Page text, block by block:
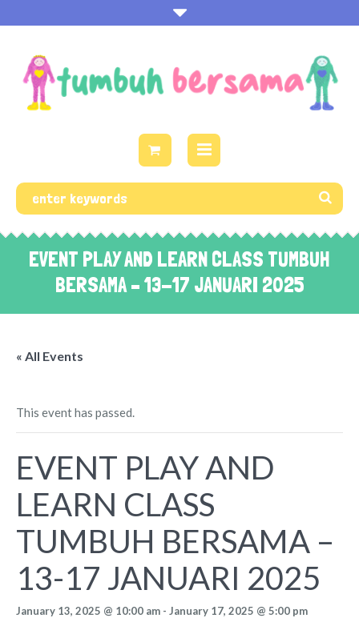
EVENT PLAY AND LEARN CLASS TUMBUH
BERSAMA – 13-17 JANUARI 2025
« All Events
This event has passed.
EVENT PLAY AND
LEARN CLASS
TUMBUH BERSAMA –
13-17 JANUARI 2025
January 13, 2025 @ 10:00 am - January 17, 2025 @ 5:00 pm